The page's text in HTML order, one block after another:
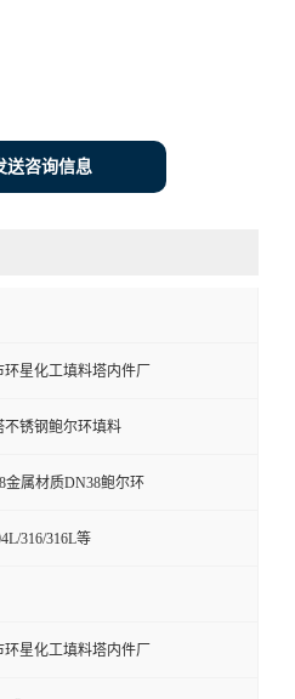
送咨询信息
星化工填料塔内件厂
不锈钢鲍尔环填料
金属材质DN38鲍尔环
316/316L等
星化工填料塔内件厂